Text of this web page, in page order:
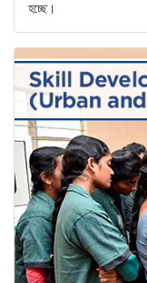
হচ্ছে।